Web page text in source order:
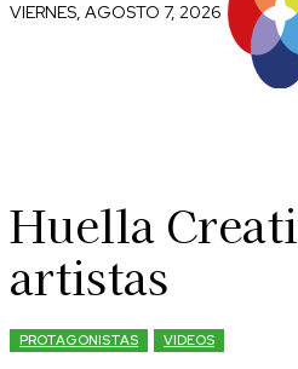
VIERNES, AGOSTO 7, 2026
Huella
artistas
PROTAGONISTAS VIDEOS